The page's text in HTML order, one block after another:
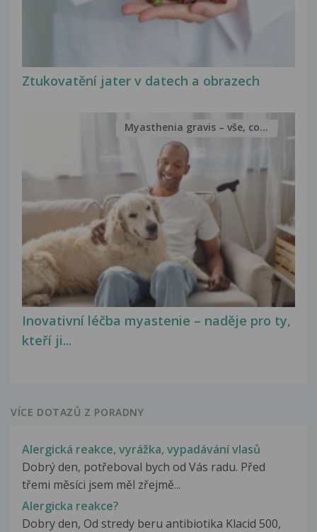
Ztukovatění jater v datech a obrazech
Inovativní léčba myastenie – naděje pro ty,
kteří ji...
Myasthenia gravis – vše, co...
VÍCE DOTAZŮ Z PORADNY
Alergická reakce, vyrážka, vypadávání vlasů
Dobrý den, potřeboval bych od Vás radu. Před
třemi měsíci jsem měl zřejmě...
Alergicka reakce?
Dobry den, Od stredy beru antibiotika Klacid 500,